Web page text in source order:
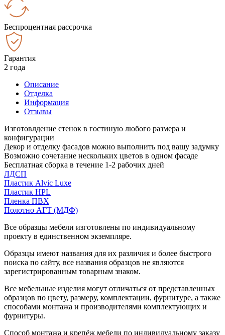
Беспроцентная рассрочка
Гарантия
2 года
Описание
Отделка
Информация
Отзывы
Изготовлдение стенок в гостиную любого размера и
конфигурации
Декор и отделку фасадов можно выполнить под вашу задумку
Возможно сочетание нескольких цветов в одном фасаде
Бесплатная сборка в течение 1-2 рабочих дней
ЛДСП
Пластик Alvic Luxe
Пластик HPL
Пленка ПВХ
Полотно АГТ (МДФ)
Все образцы мебели изготовлены по индивидуальному
проекту в единственном экземпляре.
Образцы имеют названия для их различия и более быстрого
поиска по сайту, все названия образцов не являются
зарегистрированным товарным знаком.
Все мебельные изделия могут отличаться от представленных
образцов по цвету, размеру, комплектации, фурнитуре, а также
способами монтажа и производителями комплектующих и
фурнитуры.
Способ монтажа и крепёж мебели по индивидуальному заказу